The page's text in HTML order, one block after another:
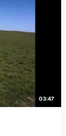
03:47